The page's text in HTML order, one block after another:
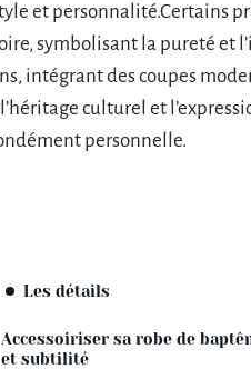
et personnalité.Certains
symbolisant la pureté et
intégrant des coupes
culturel et
personnelle.
Les détails
Accessoiriser sa robe de
et subtilité